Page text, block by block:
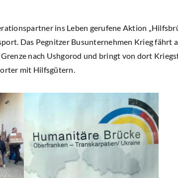
ins Leben gerufene Aktion
Das Pegnitzer Busunternehmen Krieg fährt
nach Ushgorod und bringt von dort
mit Hilfsgütern.